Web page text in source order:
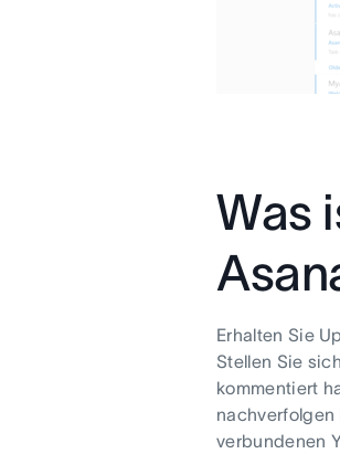
Was
Erhalten Sie
Stellen Sie
kommentiert
verbundenen